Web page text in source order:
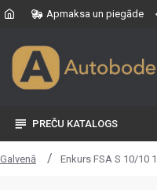
Apmaksa un piegāde
PREČU KATALOGS
Galvenā Enkurs FSA S 10/10